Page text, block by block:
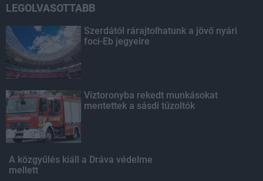
LEGOLVASOTTABB
Szerdától rárajtolhatunk a jövő nyári
foci-Eb jegyeire
Víztoronyba rekedt munkásokat
mentettek a sásdi tűzoltók
A közgyűlés kiáll a Dráva védelme
mellett